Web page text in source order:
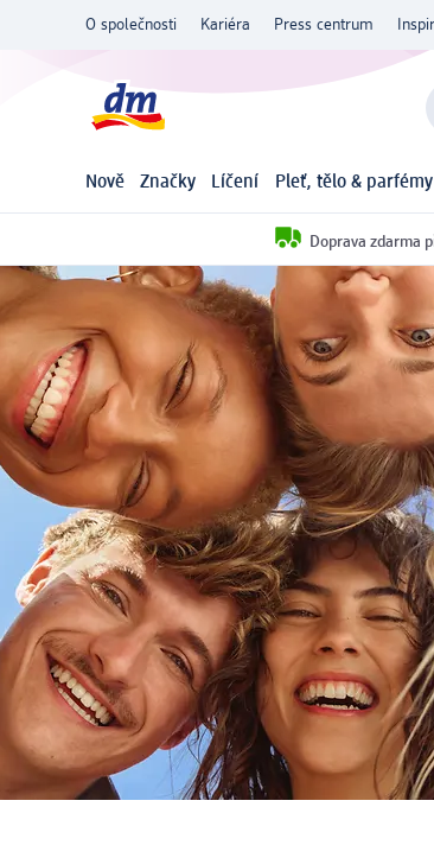
O společnosti Kariéra Press centrum
Nově Značky Líčení Pleť, tělo & parfémy
Doprava zdarma